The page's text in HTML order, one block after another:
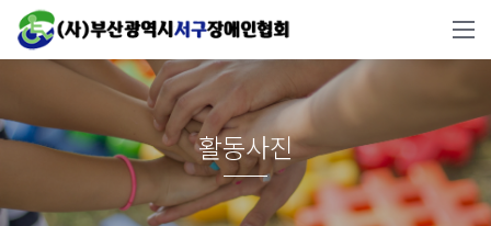
활동사진